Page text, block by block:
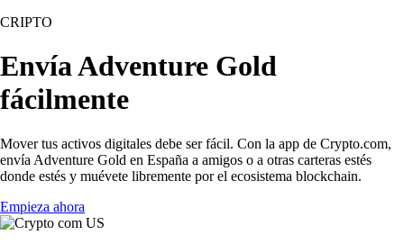
CRIPTO
Envía Adventure Gold
fácilmente
Mover tus activos digitales debe ser fácil. Con la app de Crypto.com,
envía Adventure Gold en España a amigos o a otras carteras estés
donde estés y muévete libremente por el ecosistema blockchain.
Empieza ahora